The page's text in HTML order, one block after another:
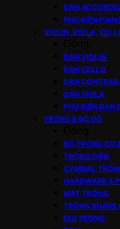
ĐÀN
PHỤ KIỆN
VIOLIN, VIOLA,
ĐÀN VIOLIN
ĐÀN CELLO
ĐÀN
ĐÀN VIOLA
PHỤ KIỆN ĐÀN
TRỐNG & BỘ GÕ
BỘ TRỐNG CƠ
TRỐNG ĐIỆN
CYMBAL
HARDWARE &
MẶT TRỐNG
TRỐNG SNARE
DÙI TRỐNG